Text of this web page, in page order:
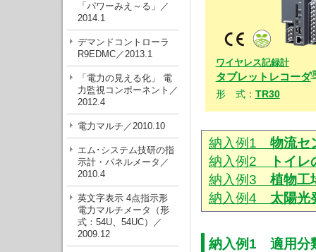
「パワーみえ～る」／
2014.1
デマンドコントローラ
R9EDMC／2013.1
「電力の見える化」 電
力監視コンポーネント／
2012.4
電力マルチ／2010.10
エム･システム技研の指
示計・パネルメータ／
2010.4
英文字表示 4点指示形
電力マルチメータ（形
式：54U、54UC）／
2009.12
ワイヤレス記録計
タブレットレコーダ
形 式： TR30
納入例1 物流セ
納入例2
トイ
納入例3 植物工
納入例4 太陽光
納入例1 適用分